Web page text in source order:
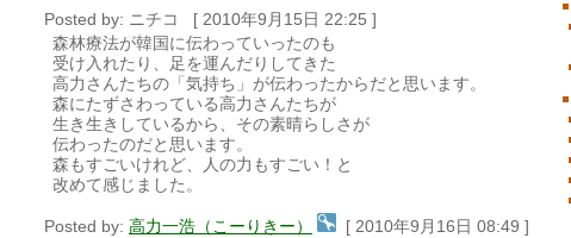
Posted by: ニチコ [ 2010年9月15日 22:25 ]
森林療法が韓国に伝わっていったのも
受け入れたり、足を運んだりしてきた
高力さんたちの「気持ち」が伝わったからだと思います。
森にたずさわっている高力さんたちが
生き生きしているから、その素晴らしさが
伝わったのだと思います。
森もすごいけれど、人の力もすごい！と
改めて感じました。
Posted by: 高力一浩（こーりきー）
[ 2010年9月16日 08:49 ]